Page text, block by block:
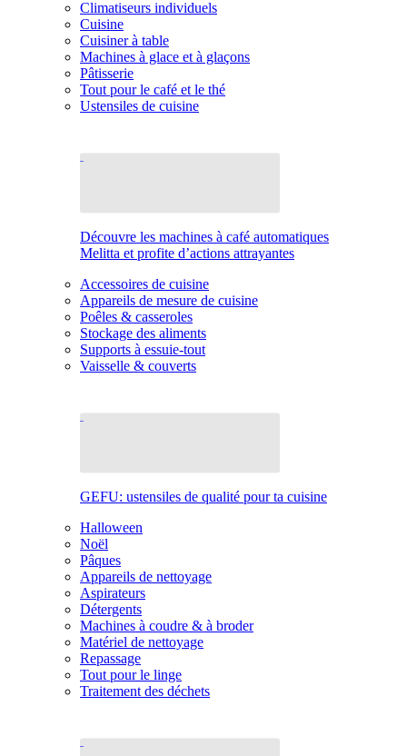
Climatiseurs individuels
Cuisine
Cuisiner à table
Machines à glace et à glaçons
Pâtisserie
Tout pour le café et le thé
Ustensiles de cuisine
Découvre les machines à café automatiques
Melitta et profite d’actions attrayantes
Accessoires de cuisine
Appareils de mesure de cuisine
Poêles & casseroles
Stockage des aliments
Supports à essuie-tout
Vaisselle & couverts
GEFU: ustensiles de qualité pour ta cuisine
Halloween
Noël
Pâques
Appareils de nettoyage
Aspirateurs
Détergents
Machines à coudre & à broder
Matériel de nettoyage
Repassage
Tout pour le linge
Traitement des déchets